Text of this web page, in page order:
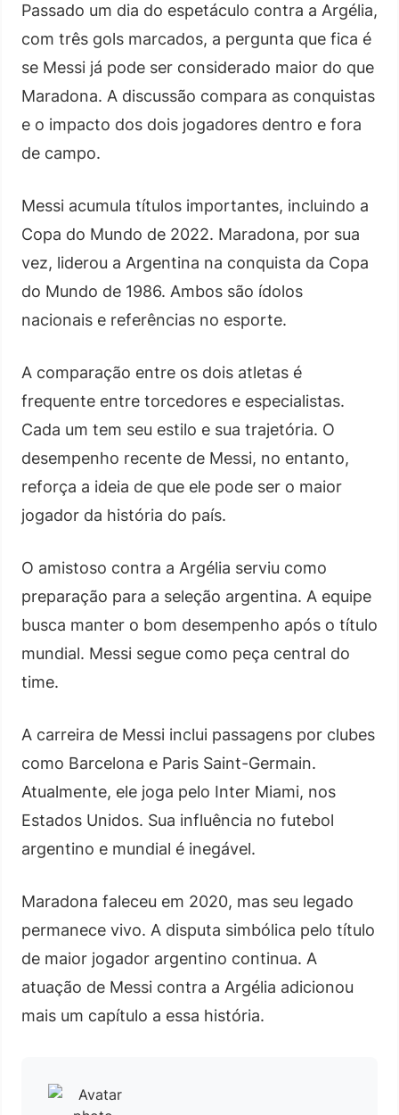
Passado um dia do espetáculo contra a Argélia,
com três gols marcados, a pergunta que fica é
se Messi já pode ser considerado maior do que
Maradona. A discussão compara as conquistas
e o impacto dos dois jogadores dentro e fora
de campo.
Messi acumula títulos importantes, incluindo a
Copa do Mundo de 2022. Maradona, por sua
vez, liderou a Argentina na conquista da Copa
do Mundo de 1986. Ambos são ídolos
nacionais e referências no esporte.
A comparação entre os dois atletas é
frequente entre torcedores e especialistas.
Cada um tem seu estilo e sua trajetória. O
desempenho recente de Messi, no entanto,
reforça a ideia de que ele pode ser o maior
jogador da história do país.
O amistoso contra a Argélia serviu como
preparação para a seleção argentina. A equipe
busca manter o bom desempenho após o título
mundial. Messi segue como peça central do
time.
A carreira de Messi inclui passagens por clubes
como Barcelona e Paris Saint-Germain.
Atualmente, ele joga pelo Inter Miami, nos
Estados Unidos. Sua influência no futebol
argentino e mundial é inegável.
Maradona faleceu em 2020, mas seu legado
permanece vivo. A disputa simbólica pelo título
de maior jogador argentino continua. A
atuação de Messi contra a Argélia adicionou
mais um capítulo a essa história.